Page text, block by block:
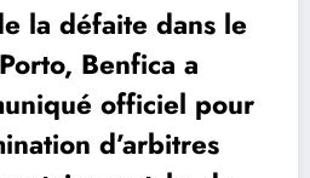
la défaite dans le
Benfica a
officiel pour
d’arbitres